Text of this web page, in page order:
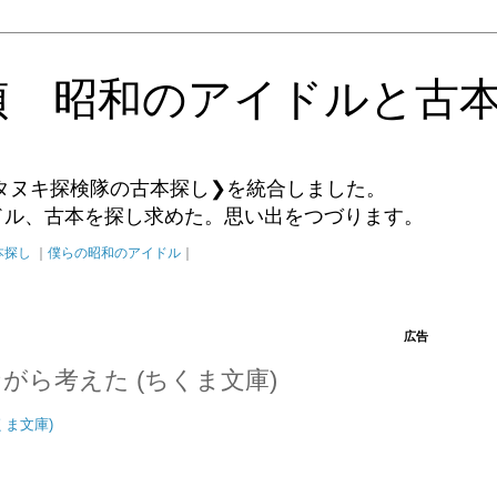
昭和のアイドルと古
キ探検隊の古本探し❯を統合しました。
、古本を探し求めた。思い出をつづります。
し 僕らの昭和のアイドル
ら考えた (ちくま文庫)
ま文庫)
広告